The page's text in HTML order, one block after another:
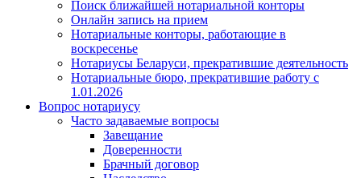
Поиск ближайшей нотариальной конторы
Онлайн запись на прием
Нотариальные конторы, работающие в
воскресенье
Нотариусы Беларуси, прекратившие деятельность
Нотариальные бюро, прекратившие работу с
1.01.2026
Вопрос нотариусу
Часто задаваемые вопросы
Завещание
Доверенности
Брачный договор